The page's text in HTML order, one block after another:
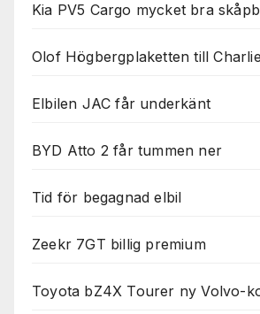
Kia PV5 Cargo mycket bra
Olof Högbergplaketten till
Elbilen JAC får underkänt
BYD Atto 2 får tummen ner
Tid för begagnad elbil
Zeekr 7GT billig premium
Toyota bZ4X Tourer ny Volvo-